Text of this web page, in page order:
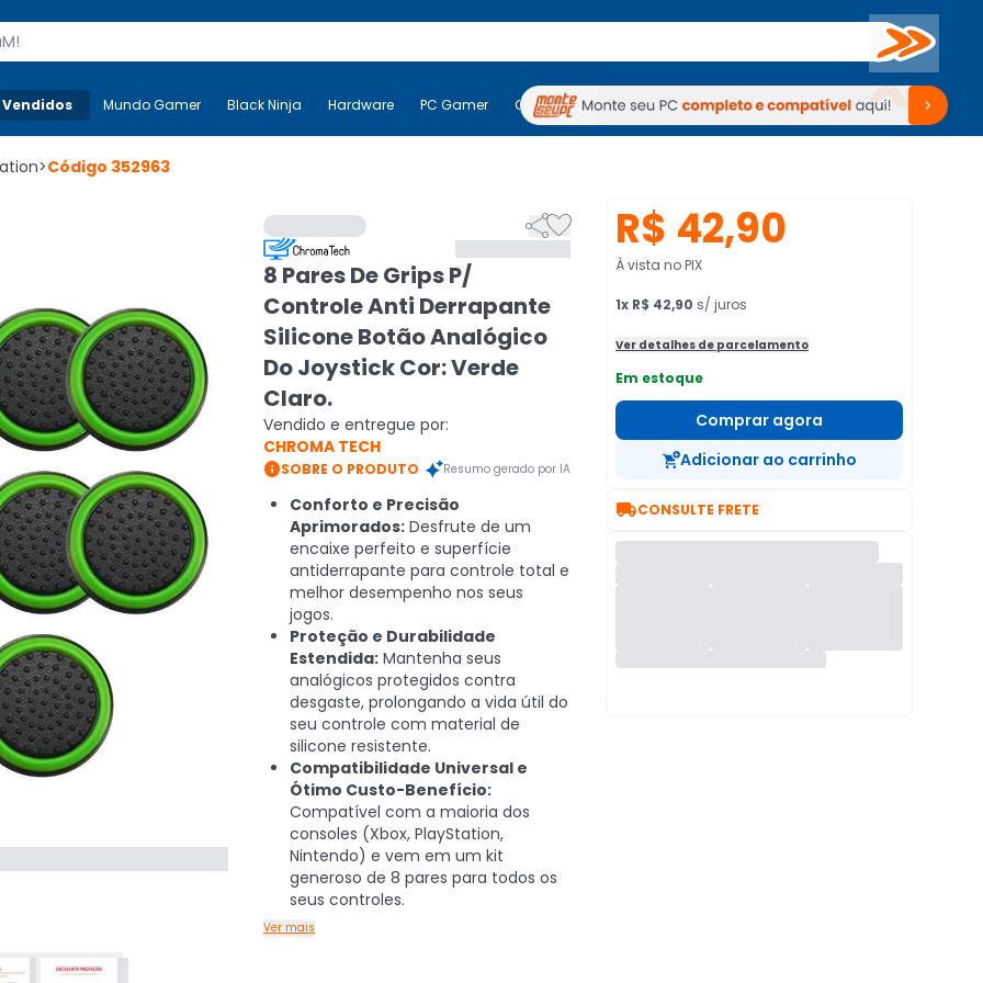
Buscar
Mais-v- Mundo Gamer Black Ninja Hardware PC Gamer Computadores Periféricos TV Venda no KaBuM!
Mundo Gamer Black Ninja Hardware PC Gamer Computadores Periféricos TV Venda no KaBuM!
>Código 352963

8 Pares De Grips P/
Controle Anti Derrapante
Silicone Botão Analógico
Do Joystick Cor: Verde
Claro.
Vendido e entregue por:
CHROMA TECH
SOBRE O PRODUTO Resumo gerado por IA
Conforto e Precisão
Aprimorados: Desfrute de um
encaixe perfeito e superfície
antiderrapante para controle total e
melhor desempenho nos seus
jogos.
Proteção e Durabilidade
Estendida: Mantenha seus
analógicos protegidos contra
desgaste, prolongando a vida útil do
seu controle com material de
silicone resistente.
Compatibilidade Universal e
Ótimo Custo-Benefício:
Compatível com a maioria dos
consoles (Xbox, PlayStation,
Nintendo) e vem em um kit
generoso de 8 pares para todos os
seus controles.
Ver mais
R$ 42,90
À vista no PIX
1x R$ 42,90 s/ juros
Ver detalhes de parcelamento
Em estoque
Comprar agora
Adicionar ao carrinho
CONSULTE FRETE